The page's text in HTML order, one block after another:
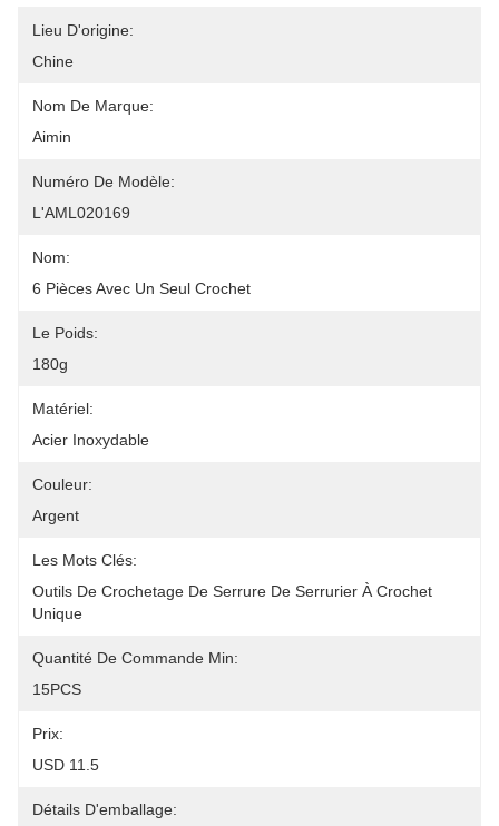
Lieu D'origine:
Chine
Nom De Marque:
Aimin
Numéro De Modèle:
L'AML020169
Nom:
6 Pièces Avec Un Seul Crochet
Le Poids:
180g
Matériel:
Acier Inoxydable
Couleur:
Argent
Les Mots Clés:
Outils De Crochetage De Serrure De Serrurier À Crochet
Unique
Quantité De Commande Min:
15PCS
Prix:
USD 11.5
Détails D'emballage: